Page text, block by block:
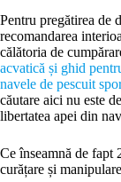
Pentru pregătirea de
recomandarea
călătoria de
acvatică și ghid
navele de pescuit
căutare aici nu este
libertatea apei din
Ce înseamnă de fapt
curățare și manipulare